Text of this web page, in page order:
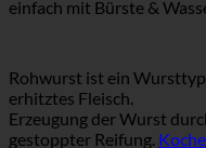
einfach mit Bürste &
Rohwurst ist ein
erhitztes Fleisch.
Erzeugung der Wurst
gestoppter Reifung.